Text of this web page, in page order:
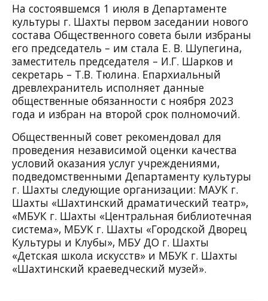
На состоявшемся 1 июля в Департаменте
культуры г. Шахты первом заседании нового
состава Общественного совета были избраны
его председатель – им стала Е. В. Шупегина,
заместитель председателя – И.Г. Шарков и
секретарь – Т.В. Тюлина. Епархиальный
древлехранитель исполняет данные
общественные обязанности с ноября 2023
года и избран на второй срок полномочий.
Общественный совет рекомендовал для
проведения независимой оценки качества
условий оказания услуг учреждениями,
подведомственными Департаменту культуры
г. Шахты следующие организации: МАУК г.
Шахты «Шахтинский драматический театр»,
«МБУК г. Шахты «Центральная библиотечная
система», МБУК г. Шахты «Городской Дворец
Культуры и Клубы», МБУ ДО г. Шахты
«Детская школа искусств» и МБУК г. Шахты
«Шахтинский краеведческий музей».